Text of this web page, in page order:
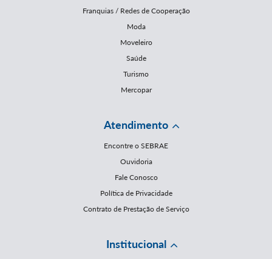
Franquias / Redes de Cooperação
Moda
Moveleiro
Saúde
Turismo
Mercopar
Atendimento
Encontre o SEBRAE
Ouvidoria
Fale Conosco
Política de Privacidade
Contrato de Prestação de Serviço
Institucional